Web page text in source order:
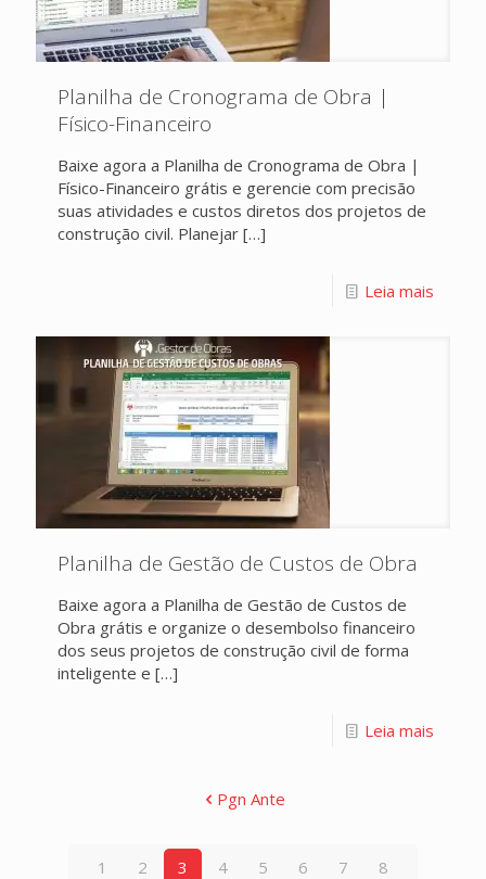
Planilha de Cronograma de Obra |
Físico-Financeiro
Baixe agora a Planilha de Cronograma de Obra |
Físico-Financeiro grátis e gerencie com precisão
suas atividades e custos diretos dos projetos de
construção civil. Planejar […]
Leia mais
Planilha de Gestão de Custos de Obra
Baixe agora a Planilha de Gestão de Custos de
Obra grátis e organize o desembolso financeiro
dos seus projetos de construção civil de forma
inteligente e […]
Leia mais
Pgn Ante
1 2 3 4 5 6 7
8